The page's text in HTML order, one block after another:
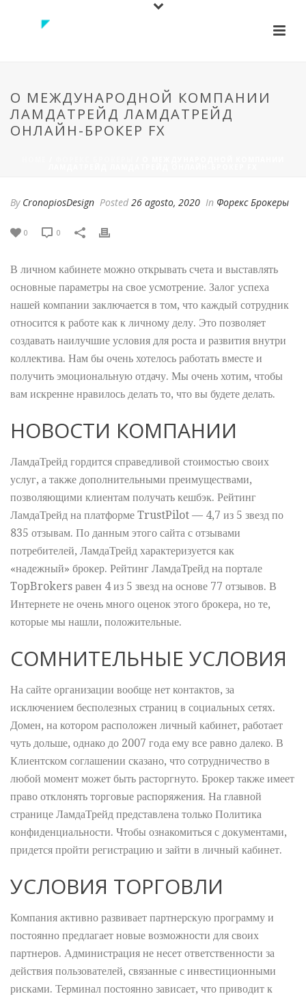
О МЕЖДУНАРОДНОЙ КОМПАНИИ
ЛАМДАТРЕЙД ЛАМДАТРЕЙД
ОНЛАЙН-БРОКЕР FX
By CronopiosDesign Posted 26 agosto, 2020 In Форекс Брокеры
0 0
В личном кабинете можно открывать счета и выставлять
основные параметры на свое усмотрение. Залог успеха
нашей компании заключается в том, что каждый сотрудник
относится к работе как к личному делу. Это позволяет
создавать наилучшие условия для роста и развития внутри
коллектива. Нам бы очень хотелось работать вместе и
получить эмоциональную отдачу. Мы очень хотим, чтобы
вам искренне нравилось делать то, что вы будете делать.
НОВОСТИ КОМПАНИИ
ЛамдаТрейд гордится справедливой стоимостью своих
услуг, а также дополнительными преимуществами,
позволяющими клиентам получать кешбэк. Рейтинг
ЛамдаТрейд на платформе TrustPilot — 4,7 из 5 звезд по
835 отзывам. По данным этого сайта с отзывами
потребителей, ЛамдаТрейд характеризуется как
«надежный» брокер. Рейтинг ЛамдаТрейд на портале
TopBrokers равен 4 из 5 звезд на основе 77 отзывов. В
Интернете не очень много оценок этого брокера, но те,
которые мы нашли, положительные.
СОМНИТЕЛЬНЫЕ УСЛОВИЯ
На сайте организации вообще нет контактов, за
исключением бесполезных страниц в социальных сетях.
Домен, на котором расположен личный кабинет, работает
чуть дольше, однако до 2007 года ему все равно далеко. В
Клиентском соглашении сказано, что сотрудничество в
любой момент может быть расторгнуто. Брокер также имеет
право отклонять торговые распоряжения. На главной
странице ЛамдаТрейд представлена только Политика
конфиденциальности. Чтобы ознакомиться с документами,
придется пройти регистрацию и зайти в личный кабинет.
УСЛОВИЯ ТОРГОВЛИ
Компания активно развивает партнерскую программу и
постоянно предлагает новые возможности для своих
партнеров. Администрация не несет ответственности за
действия пользователей, связанные с инвестиционными
рисками. Терминал постоянно зависает, что приводит к